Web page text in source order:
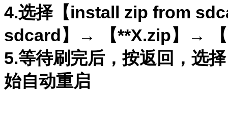
4.选择【install zip from
sdcard】→ 【**X.zip】→ 【
5.等待刷完后，按返回，选
始自动重启